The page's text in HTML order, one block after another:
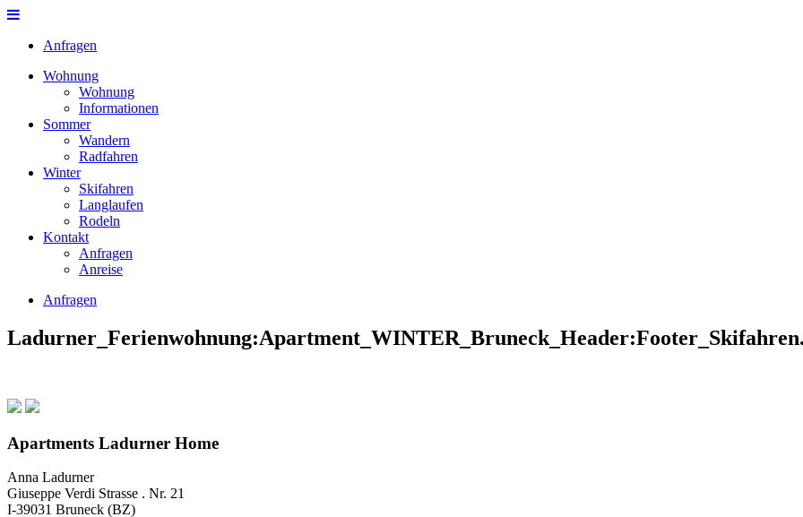
Anfragen
Wohnung
Wohnung
Informationen
Sommer
Wandern
Radfahren
Winter
Skifahren
Langlaufen
Rodeln
Kontakt
Anfragen
Anreise
Anfragen
Apartments Ladurner Home
Anna Ladurner
Giuseppe Verdi Strasse . Nr. 21
I-39031 Bruneck (BZ)